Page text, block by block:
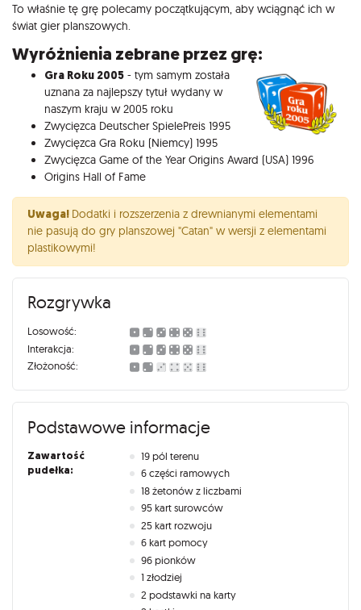
To właśnie tę grę polecamy początkującym, aby wciągnąć ich w
świat gier planszowych.
Wyróżnienia zebrane przez grę:
Gra Roku 2005 - tym samym została
uznana za najlepszy tytuł wydany w
naszym kraju w 2005 roku
Zwycięzca Deutscher SpielePreis 1995
Zwycięzca Gra Roku (Niemcy) 1995
Zwycięzca Game of the Year Origins Award (USA) 1996
Origins Hall of Fame
Uwaga! Dodatki i rozszerzenia z drewnianymi elementami
nie pasują do gry planszowej "Catan" w wersji z elementami
plastikowymi!
Rozgrywka
Losowość:
Interakcja:
Złożoność:
Podstawowe informacje
Zawartość
pudełka:
19 pól terenu
6 części ramowych
18 żetonów z liczbami
95 kart surowców
25 kart rozwoju
6 kart pomocy
96 pionków
1 złodziej
2 podstawki na karty